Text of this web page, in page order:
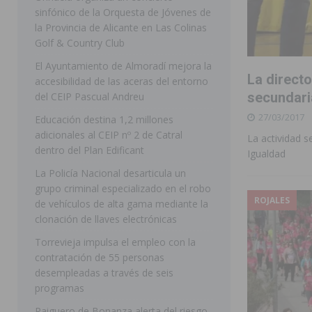
[ 07/08/2026 ]
Rojales clausura con éxito las Fiestas
[ 06/08/2026 ]
Redován presenta la programación de
Arcángel
REDOVÁN
[ 06/08/2026 ]
El PSOE denuncia una nueva prórroga
[ 07/08/2026 ] FEGADO 2026 cierra con un balance
DOLORES
[ 07/08/2026 ] Orihuela cumple los objetivos de
ORIHUELA
[ 07/08/2026 ]
Orihuela organiza un concierto
Golf & Country Club
La
27/03/2017
La actividad
Igualdad
ROJALES
sinfónico de la Orquesta de Jóvenes de
la Provincia de Alicante en Las Colinas
Golf & Country Club
El Ayuntamiento de Almoradí mejora la
accesibilidad de las aceras del entorno
del CEIP Pascual Andreu
Educación destina 1,2 millones
adicionales al CEIP nº 2 de Catral
dentro del Plan Edificant
La Policía Nacional desarticula un
grupo criminal especializado en el robo
de vehículos de alta gama mediante la
clonación de llaves electrónicas
Torrevieja impulsa el empleo con la
contratación de 55 personas
desempleadas a través de seis
programas